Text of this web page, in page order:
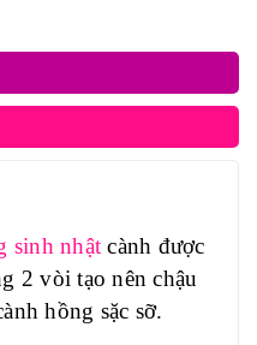
sinh nhật cành được
2 vòi tạo nên chậu
hồng sặc sỡ.